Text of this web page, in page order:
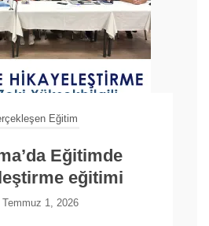
Eğitim
Eğitimde
eğitimi
Temmuz 1, 2026